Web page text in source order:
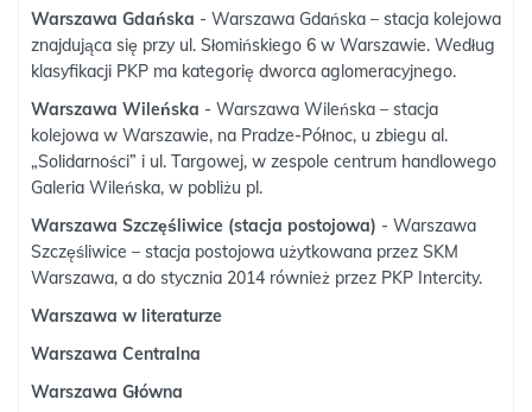
Warszawa Gdańska - Warszawa Gdańska – stacja kolejowa
znajdująca się przy ul. Słomińskiego 6 w Warszawie. Według
klasyfikacji PKP ma kategorię dworca aglomeracyjnego.
Warszawa Wileńska - Warszawa Wileńska – stacja
kolejowa w Warszawie, na Pradze-Północ, u zbiegu al.
„Solidarności” i ul. Targowej, w zespole centrum handlowego
Galeria Wileńska, w pobliżu pl.
Warszawa Szczęśliwice (stacja postojowa) - Warszawa
Szczęśliwice – stacja postojowa użytkowana przez SKM
Warszawa, a do stycznia 2014 również przez PKP Intercity.
Warszawa w literaturze
Warszawa Centralna
Warszawa Główna